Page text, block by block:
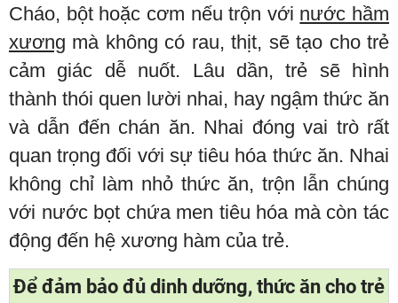
Cháo, bột hoặc cơm nếu trộn với nước hầm
xương mà không có rau, thịt, sẽ tạo cho trẻ
cảm giác dễ nuốt. Lâu dần, trẻ sẽ hình
thành thói quen lười nhai, hay ngậm thức ăn
và dẫn đến chán ăn. Nhai đóng vai trò rất
quan trọng đối với sự tiêu hóa thức ăn. Nhai
không chỉ làm nhỏ thức ăn, trộn lẫn chúng
với nước bọt chứa men tiêu hóa mà còn tác
động đến hệ xương hàm của trẻ.
Để đảm bảo đủ dinh dưỡng, thức ăn cho trẻ